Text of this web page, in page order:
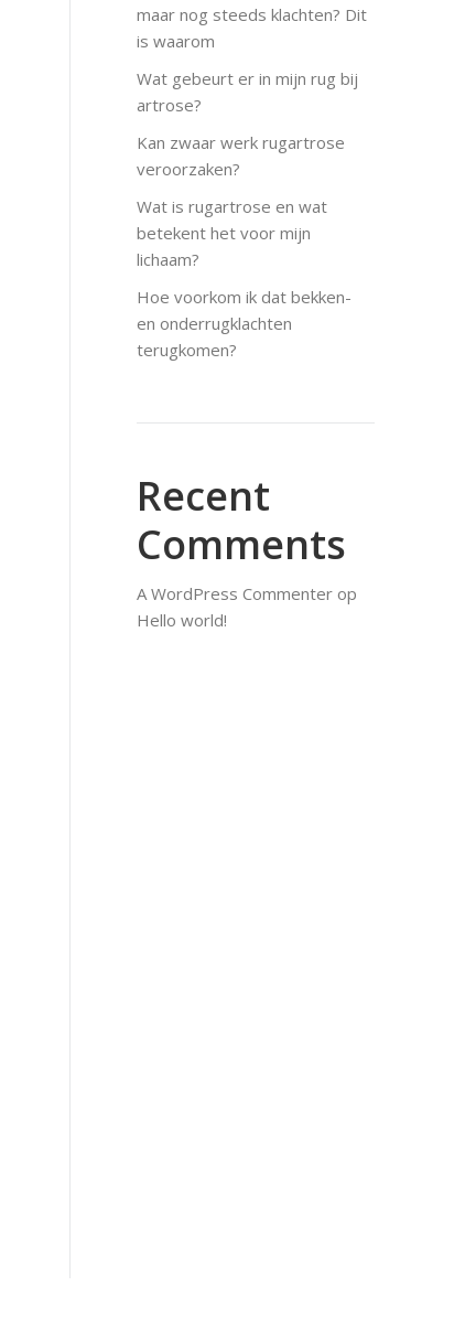
maar nog steeds klachten? Dit
is waarom
Wat gebeurt er in mijn rug bij
artrose?
Kan zwaar werk rugartrose
veroorzaken?
Wat is rugartrose en wat
betekent het voor mijn
lichaam?
Hoe voorkom ik dat bekken-
en onderrugklachten
terugkomen?
Recent
Comments
A WordPress Commenter op
Hello world!